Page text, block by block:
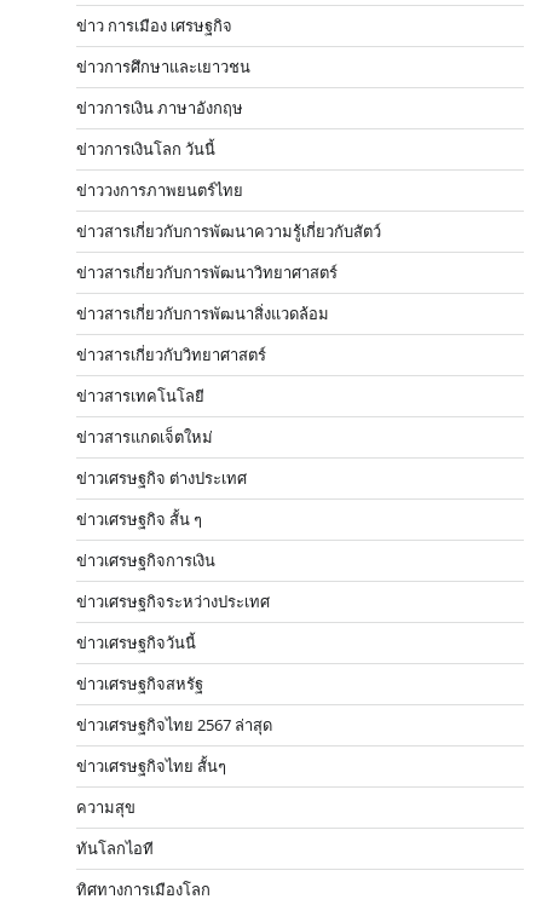
ข่าว การเมือง เศรษฐกิจ
ข่าวการศึกษาและเยาวชน
ข่าวการเงิน ภาษาอังกฤษ
ข่าวการเงินโลก วันนี้
ข่าววงการภาพยนตร์ไทย
ข่าวสารเกี่ยวกับการพัฒนาความรู้เกี่ยวกับสัตว์
ข่าวสารเกี่ยวกับการพัฒนาวิทยาศาสตร์
ข่าวสารเกี่ยวกับการพัฒนาสิ่งแวดล้อม
ข่าวสารเกี่ยวกับวิทยาศาสตร์
ข่าวสารเทคโนโลยี
ข่าวสารแกดเจ็ตใหม่
ข่าวเศรษฐกิจ ต่างประเทศ
ข่าวเศรษฐกิจ สั้น ๆ
ข่าวเศรษฐกิจการเงิน
ข่าวเศรษฐกิจระหว่างประเทศ
ข่าวเศรษฐกิจวันนี้
ข่าวเศรษฐกิจสหรัฐ
ข่าวเศรษฐกิจไทย 2567 ล่าสุด
ข่าวเศรษฐกิจไทย สั้นๆ
ความสุข
ทันโลกไอที
ทิศทางการเมืองโลก